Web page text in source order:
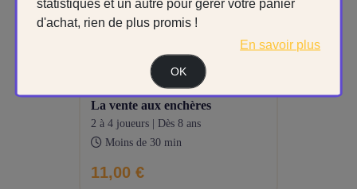
statistiques et un autre pour gérer votre panier
d'achat, rien de plus promis !
En savoir plus
OK
la vente aux enchères
2 à 4 joueurs | Dès 8 ans
Moins de 30 min
11,00 €